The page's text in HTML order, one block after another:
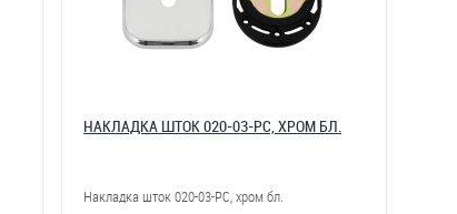
НАКЛАДКА ШТОК 020-03-РС, ХРОМ БЛ.
Накладка шток 020-03-РС, хром бл.